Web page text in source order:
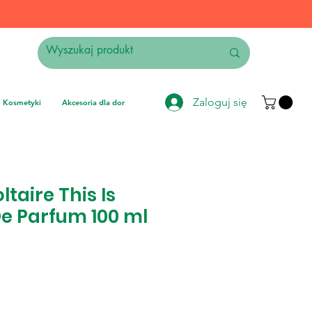
Kosmetyki Akcesoria dla domu Elektronika Instrumenty muzyczne
Zaloguj się
This Is
Parfum 100 ml